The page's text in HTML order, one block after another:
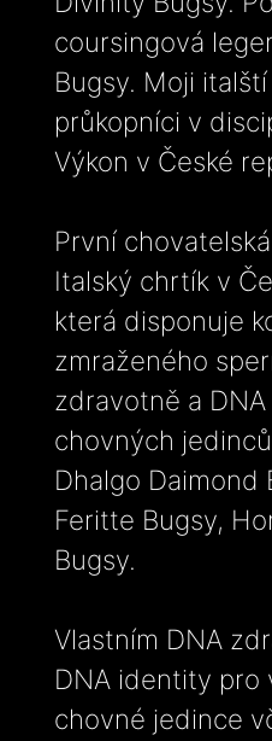
coursingová
Bugsy. Moji
průkopníci v
Výkon v České
První
Italský chrtík v
která disponuje
zmraženého
zdravotně a
chovných
Dhalgo Daimond
Feritte Bugsy,
Bugsy.
Vlastním DNA
DNA identity pro
chovné jedince